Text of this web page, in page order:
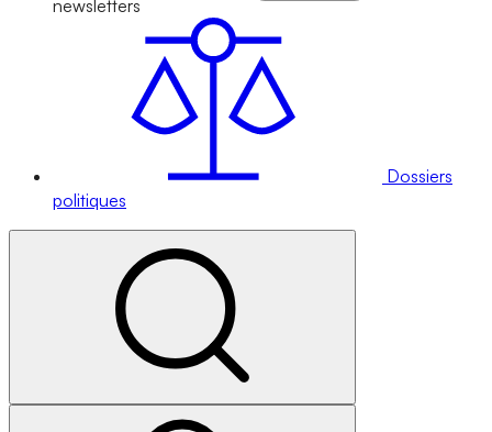
newsletters
Dossiers
politiques